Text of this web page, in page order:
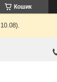
Кошик